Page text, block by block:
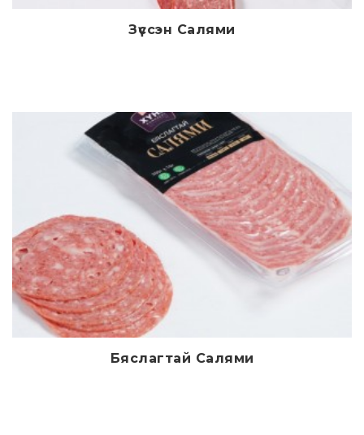
ДэлгэрэнгүйЗүссэн Салями
ДэлгэрэнгүйБяслагтай Салями